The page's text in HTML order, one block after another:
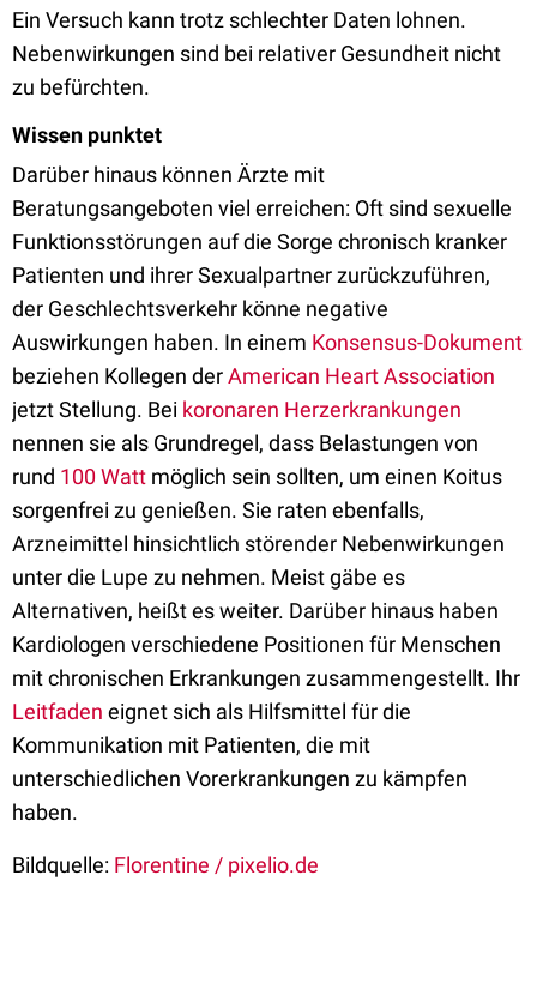
Ein Versuch kann trotz schlechter Daten lohnen.
Nebenwirkungen sind bei relativer Gesundheit nicht
zu befürchten.
Wissen punktet
Darüber hinaus können Ärzte mit
Beratungsangeboten viel erreichen: Oft sind sexuelle
Funktionsstörungen auf die Sorge chronisch kranker
Patienten und ihrer Sexualpartner zurückzuführen,
der Geschlechtsverkehr könne negative
Auswirkungen haben. In einem Konsensus-Dokument
beziehen Kollegen derAmerican Heart Association
jetzt Stellung. Bei koronaren Herzerkrankungen
nennen sie als Grundregel, dass Belastungen von
rund 100 Watt möglich sein sollten, um einen Koitus
sorgenfrei zu genießen. Sie raten ebenfalls,
Arzneimittel hinsichtlich störender Nebenwirkungen
unter die Lupe zu nehmen. Meist gäbe es
Alternativen, heißt es weiter. Darüber hinaus haben
Kardiologen verschiedene Positionen für Menschen
mit chronischen Erkrankungen zusammengestellt. Ihr
Leitfaden eignet sich als Hilfsmittel für die
Kommunikation mit Patienten, die mit
unterschiedlichen Vorerkrankungen zu kämpfen
haben.
Bildquelle: Florentine / pixelio.de